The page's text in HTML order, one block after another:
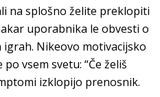
na splošno želite preklopiti
uporabnika le obvesti o
Nikeovo motivacijsko
vsem svetu: “Če želiš
izklopijo prenosnik.